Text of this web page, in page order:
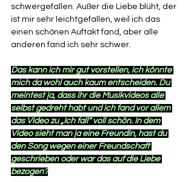
schwergefallen. Außer die Liebe blüht, der
ist mir sehr leichtgefallen, weil ich das
einen schönen Auftakt fand, aber alle
anderen fand ich sehr schwer.
Das kann ich mir gut vorstellen, ich könnte
mich da wohl auch kaum entscheiden. Du
meintest ja, dass ihr die Musikvideos alle
selbst gedreht habt und ich fand vor allem
das Video zu „Ich fall“ voll schön. In dem
Video sieht man ja eine Freundin, hast du
den Song wegen einer Freundschaft
geschrieben oder war das auf die Liebe
bezogen?